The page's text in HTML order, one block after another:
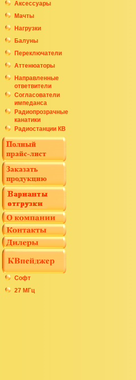
Аксессуары
Мачты
Нагрузки
Балуны
Переключатели
Аттенюаторы
Направленные
ответвители
Согласователи
импеданса
Радиопрозрачные
канатики
Радиостанции КВ
Софт
27 МГц